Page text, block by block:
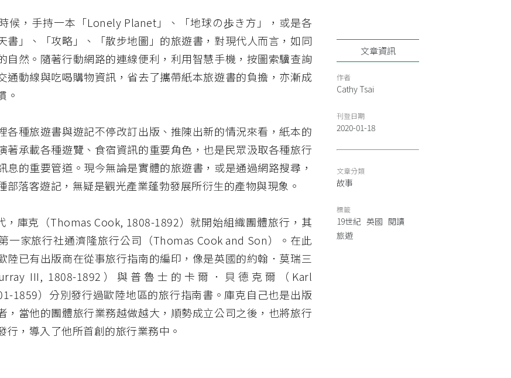
候，手持一本「Lonely Planet」、「地球の歩き方」，或是各
書」、「攻略」、「散步地圖」的旅遊書，對現代人而言，如同
自然。隨著行動網路的連線便利，利用智慧手機，按圖索驥查詢
通動線與吃喝購物資訊，省去了攜帶紙本旅遊書的負擔，亦漸成
。
各種旅遊書與遊記不停改訂出版、推陳出新的情況來看，紙本的
著承載各種遊覽、食宿資訊的重要角色，也是民眾汲取各種旅行
息的重要管道。現今無論是實體的旅遊書，或是通過網路搜尋，
部落客遊記，無疑是觀光產業蓬勃發展所衍生的產物與現象。
，庫克（Thomas Cook, 1808-1892）就開始組織團體旅行，其
一家旅行社通濟隆旅行公司（Thomas Cook and Son）。在此
陸已有出版商在從事旅行指南的編印，像是英國的約翰．莫瑞三
III, 1808-1892）與普魯士的卡爾．貝德克爾（Karl
1859）分別發行過歐陸地區的旅行指南書。庫克自己也是出版
，當他的團體旅行業務越做越大，順勢成立公司之後，也將旅行
行，導入了他所首創的旅行業務中。
文章資訊
作者
Cathy Tsai
刊登日期
2020-01-18
文章分類
故事
標籤
19世紀 英國 閱讀
旅遊